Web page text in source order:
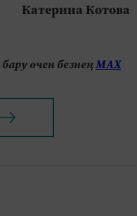
Катерина Котова
өчен безнеңМАХ